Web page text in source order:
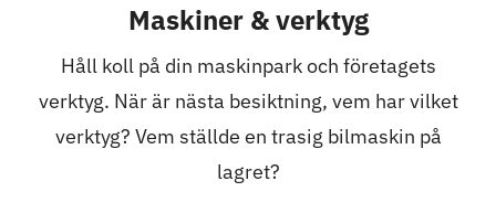
Maskiner & verktyg
Håll koll på din maskinpark och företagets
verktyg. När är nästa besiktning, vem har vilket
verktyg? Vem ställde en trasig bilmaskin på
lagret?